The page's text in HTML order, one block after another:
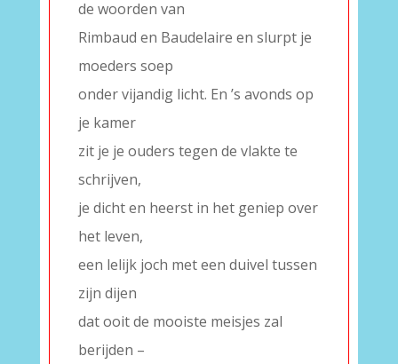
de woorden van
Rimbaud en Baudelaire en slurpt je
moeders soep
onder vijandig licht. En ’s avonds op
je kamer
zit je je ouders tegen de vlakte te
schrijven,
je dicht en heerst in het geniep over
het leven,
een lelijk joch met een duivel tussen
zijn dijen
dat ooit de mooiste meisjes zal
berijden –